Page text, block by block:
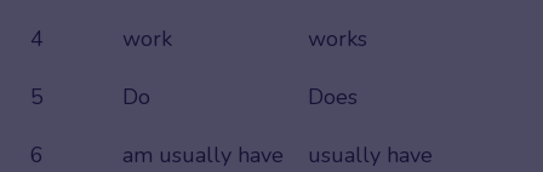
4
work
works
5
Do
Does
6
am usually have usually have